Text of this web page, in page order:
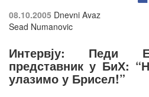
08.10.2005 Dnevni Avaz
Sead Numanovic
Интервју: Педи
представник у БиХ:
улазимо у Брисел!”